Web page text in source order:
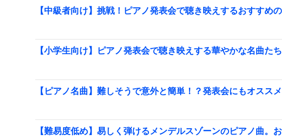
【中級者向け】挑戦！ピアノ発表会で聴き映えするおすすめ
【小学生向け】ピアノ発表会で聴き映えする華やかな名曲たち
【ピアノ名曲】難しそうで意外と簡単！？発表会にもオスス
【難易度低め】易しく弾けるメンデルスゾーンのピアノ曲。